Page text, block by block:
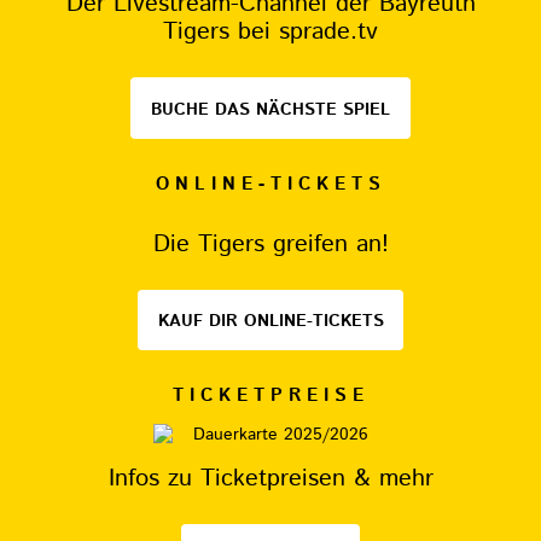
Tigers bei sprade.tv
BUCHE DAS NÄCHSTE SPIEL
ONLINE-TICKETS
Die Tigers greifen an!
KAUF DIR ONLINE-TICKETS
TICKETPREISE
Infos zu Ticketpreisen & mehr